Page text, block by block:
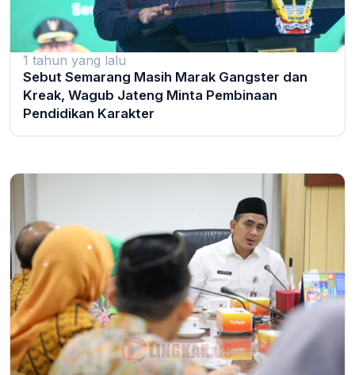
1 tahun yang lalu
Sebut Semarang Masih Marak Gangster dan
Kreak, Wagub Jateng Minta Pembinaan
Pendidikan Karakter